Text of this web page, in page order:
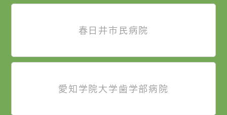
春日井市民病院
愛知学院大学歯学部病院